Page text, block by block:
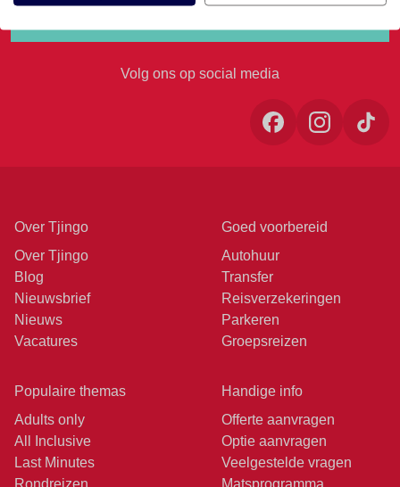
Volg ons op social media
Over Tjingo
Over Tjingo
Blog
Nieuwsbrief
Nieuws
Vacatures
Goed voorbereid
Autohuur
Transfer
Reisverzekeringen
Parkeren
Groepsreizen
Populaire themas
Adults only
All Inclusive
Last Minutes
Rondreizen
Handige info
Offerte aanvragen
Optie aanvragen
Veelgestelde vragen
Matsprogramma